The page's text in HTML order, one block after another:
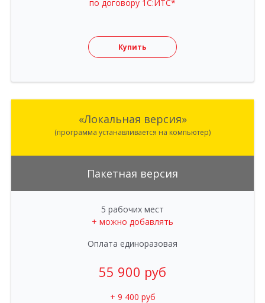
по договору 1С:ИТС*
Купить
«Локальная версия»
(программа устанавливается на компьютер)
Пакетная версия
5 рабочих мест
+ можно добавлять
Оплата единоразовая
55 900 руб
+ 9 400 руб